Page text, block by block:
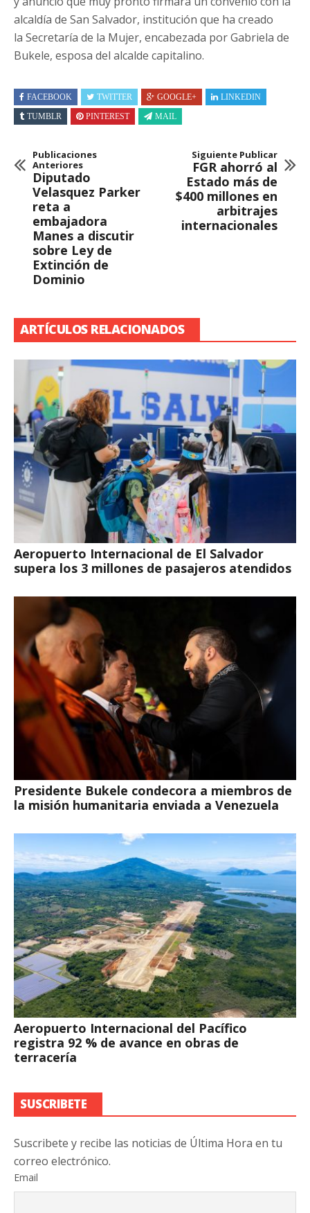
alcaldía de San Salvador, institución que ha creado
la Secretaría de la Mujer, encabezada por Gabriela de
Bukele, esposa del alcalde capitalino.
FACEBOOK TWITTER GOOGLE+
LINKEDIN
TUMBLR
PINTEREST MAIL
Publicaciones
Anteriores
Diputado
Velasquez Parker
reta a
embajadora
Manes a discutir
sobre Ley de
Extinción de
Dominio
Siguiente Publicar
FGR ahorró al
Estado más de
$400 millones en
arbitrajes
internacionales
ARTÍCULOS RELACIONADOS
Aeropuerto Internacional de El Salvador
supera los 3 millones de pasajeros atendidos
Presidente Bukele condecora a miembros de
la misión humanitaria enviada a Venezuela
Aeropuerto Internacional del Pacífico
registra 92 % de avance en obras de
terracería
SUSCRIBETE
Suscribete y recibe las noticias de Última Hora en tu
correo electrónico.
Email